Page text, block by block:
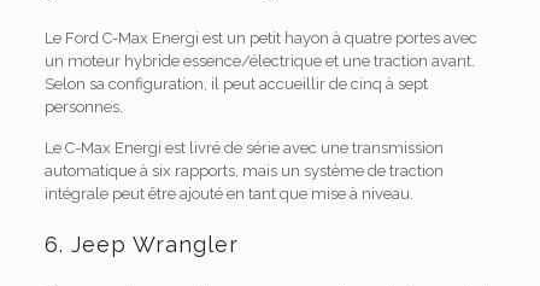
Le Ford C-Max Energi est un petit hayon à quatre portes avec
un moteur hybride essence/électrique et une traction avant.
Selon sa configuration, il peut accueillir de cinq à sept
personnes.
Le C-Max Energi est livré de série avec une transmission
automatique à six rapports, mais un système de traction
intégrale peut être ajouté en tant que mise à niveau.
6. Jeep Wrangler